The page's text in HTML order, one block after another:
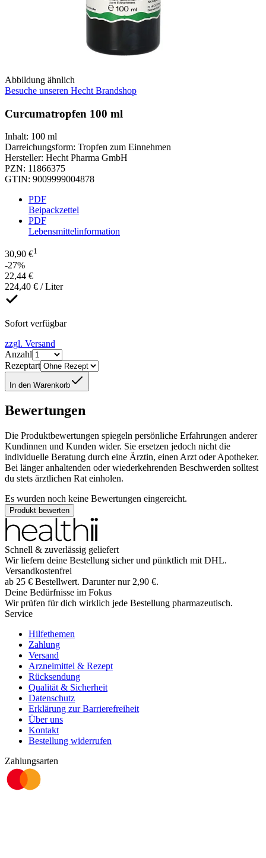
Abbildung ähnlich
Besuche unseren Hecht Brandshop
Curcumatropfen 100 ml
Inhalt: 100 ml
Darreichungsform: Tropfen zum Einnehmen
Hersteller: Hecht Pharma GmbH
PZN: 11866375
GTIN: 9009999004878
PDF
Beipackzettel
PDF
Lebensmittelinformation
30,90 €1
-27%
22,44 €
224,40 € / Liter
Sofort verfügbar
zzgl. Versand
Anzahl
Rezeptart
In den Warenkorb
Bewertungen
Die Produktbewertungen spiegeln persönliche Erfahrungen anderer
Kundinnen und Kunden wider. Sie ersetzen jedoch nicht die
individuelle Beratung durch eine Ärztin, einen Arzt oder Apotheker.
Bei länger anhaltenden oder wiederkehrenden Beschwerden solltest
du stets ärztlichen Rat einholen.
Es wurden noch keine Bewertungen eingereicht.
Produkt bewerten
Schnell & zuverlässig geliefert
Wir liefern deine Bestellung sicher und pünktlich mit DHL.
Versandkostenfrei
ab 25 € Bestellwert. Darunter nur 2,90 €.
Deine Bedürfnisse im Fokus
Wir prüfen für dich wirklich jede Bestellung pharmazeutisch.
Service
Hilfethemen
Zahlung
Versand
Arzneimittel & Rezept
Rücksendung
Qualität & Sicherheit
Datenschutz
Erklärung zur Barrierefreiheit
Über uns
Kontakt
Bestellung widerrufen
Zahlungsarten